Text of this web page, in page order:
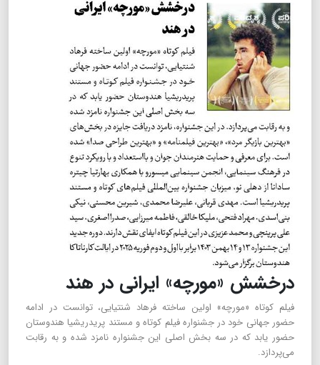
درخشش «مورچه» ایرانی در هند
فیلم کوتاه «مورچه» اولین ساخته فرهاد شنتیایی، توانست در ادامه
حضور جهانی خود در جشنواره فیلم کوتاه و مستند پریدریشیا هندوستان
حضور یابد که در سه بخش اصلی این جشنواره نامزد شده و به رقابت
می‌پردازد.